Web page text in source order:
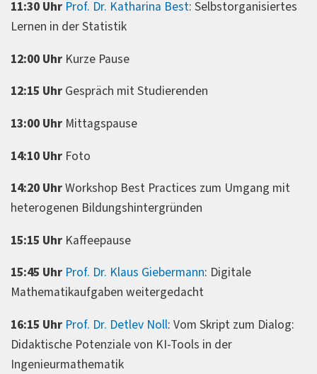
11:30 Uhr Prof. Dr. Katharina Best: Selbstorganisiertes
Lernen in der Statistik
12:00 Uhr Kurze Pause
12:15 Uhr Gespräch mit Studierenden
13:00 Uhr Mittagspause
14:10 Uhr Foto
14:20 UhrWorkshop Best Practices zum Umgang mit
heterogenen Bildungshintergründen
15:15 Uhr Kaffeepause
15:45 Uhr Prof. Dr. Klaus Giebermann: Digitale
Mathematikaufgaben weitergedacht
16:15 Uhr Prof. Dr. Detlev Noll: Vom Skript zum Dialog:
Didaktische Potenziale von KI-Tools in der
Ingenieurmathematik